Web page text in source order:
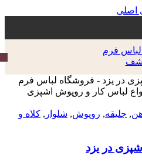
اصلی
, جلیقه, روپوش, شلوار , کلاه و
در یزد